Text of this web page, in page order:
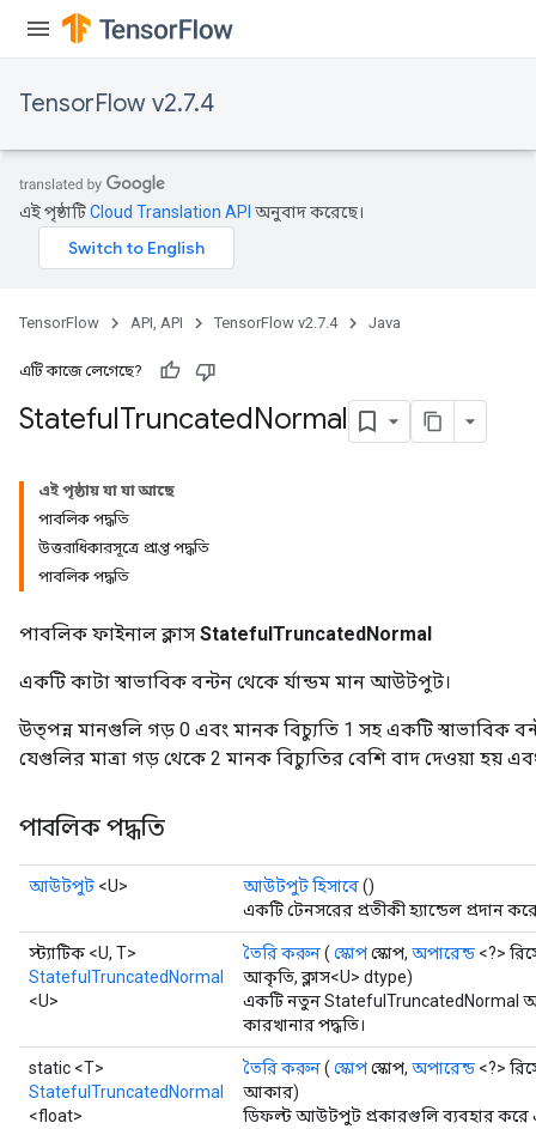
TensorFlow v2.7.4
এই পৃষ্ঠাটিCloud Translation API অনুবাদ করেছে।
TensorFlow API, API TensorFlow v2.7.4 Java
এটি কাজে লেগেছে?
StatefulTruncatedNormal
এই পৃষ্ঠায় যা যা আছে
পাবলিক পদ্ধতি
উত্তরাধিকারসূত্রে প্রাপ্ত পদ্ধতি
পাবলিক পদ্ধতি
পাবলিক ফাইনাল ক্লাস StatefulTruncatedNormal
একটি কাটা স্বাভাবিক বন্টন থেকে র্যান্ডম মান আউটপুট।
উত্পন্ন মানগুলি গড় 0 এবং মানক বিচ্যুতি 1 সহ একটি স্বাভাবিক
যেগুলির মাত্রা গড় থেকে 2 মানক বিচ্যুতির বেশি বাদ দেওয়া হয়
পাবলিক পদ্ধতি
আউটপুট <U> আউটপুট হিসাবে()
একটি টেনসরের প্রতীকী হ্যান্ডেল প্রদান
স্ট্যাটিক <U, T>
StatefulTruncatedNormal
<U>
তৈরি করুন( স্কোপস্কোপ, অপারেন্ড <?>
আকৃতি, ক্লাস<U> dtype)
একটি নতুন StatefulTruncatedNormal
কারখানার পদ্ধতি।
static <T>
StatefulTruncatedNormal
<float>
তৈরি করুন( স্কোপস্কোপ, অপারেন্ড <?>
আকার)
ডিফল্ট আউটপুট প্রকারগুলি ব্যবহার